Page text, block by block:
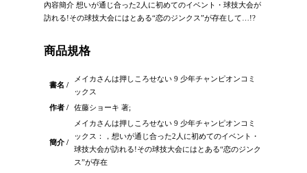
內容簡介 想いが通じ合った2人に初めてのイベント・球技大会が
訪れる!その球技大会にはとある“恋のジンクス”が存在して…!?
商品規格
書名 /
メイカさんは押しころせない 9 少年チャンピオンコミ
ックス
作者 /
佐藤ショーキ 著;
簡介 /
メイカさんは押しころせない 9 少年チャンピオンコミ
ックス：，想いが通じ合った2人に初めてのイベント・
球技大会が訪れる!その球技大会にはとある“恋のジンク
ス”が存在